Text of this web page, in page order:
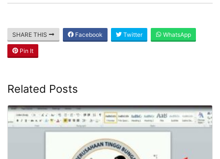
sangat expert dalam website, email
marketing, server dan meta ads. Selalu kunjungi website ini
untuk medapatkan ilmu bermanfaat dari beliau.
Pin It
Related Posts